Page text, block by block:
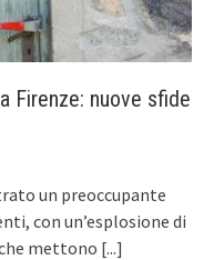
Firenze: nuove sfide
un preoccupante
con un’esplosione di
mettono [...]